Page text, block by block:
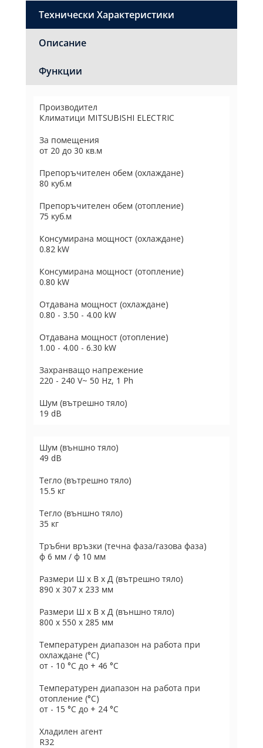
Технически Характеристики
Описание
Функции
Производител
Климатици MITSUBISHI ELECTRIC
За помещения
от 20 до 30 кв.м
Препоръчителен обем (охлаждане)
80 куб.м
Препоръчителен обем (отопление)
75 куб.м
Консумирана мощност (охлаждане)
0.82 kW
Консумирана мощност (отопление)
0.80 kW
Отдавана мощност (охлаждане)
0.80 - 3.50 - 4.00 kW
Отдавана мощност (отопление)
1.00 - 4.00 - 6.30 kW
Захранващо напрежение
220 - 240 V~ 50 Hz, 1 Ph
Шум (вътрешно тяло)
19 dB
Шум (външно тяло)
49 dB
Тегло (вътрешно тяло)
15.5 кг
Тегло (външно тяло)
35 кг
Тръбни връзки (течна фаза/газова фаза)
ф 6 мм / ф 10 мм
Размери Ш х В х Д (вътрешно тяло)
890 x 307 x 233 мм
Размери Ш х В х Д (външно тяло)
800 x 550 x 285 мм
Температурен диапазон на работа при
охлаждане (°C)
от - 10 °C до + 46 °C
Температурен диапазон на работа при
отопление (°C)
от - 15 °C до + 24 °C
Хладилен агент
R32